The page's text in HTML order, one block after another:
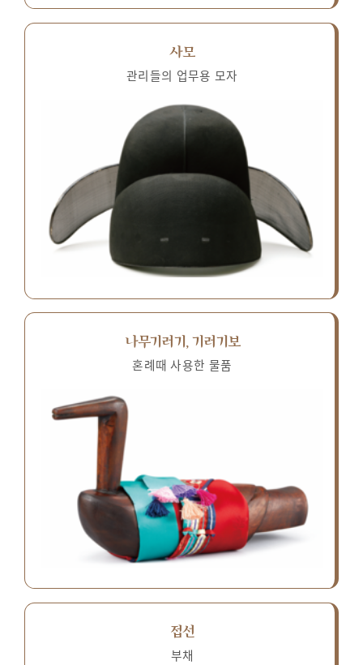
사모
관리들의 업무용 모자
나무기러기, 기러기보
혼례때 사용한 물품
접선
부채